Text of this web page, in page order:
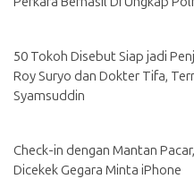
50 Tokoh Disebut Siap jadi
Roy Suryo dan Dokter Tifa,
Syamsuddin
Check-in dengan Mantan
Dicekek Gegara Minta iPhone